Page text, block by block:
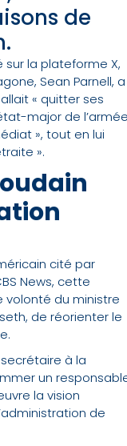
de
la plateforme X,
Sean Parnell, a
« quitter ses
major de
», tout en lui
».
cité par
News, cette
volonté du ministre
de réorienter le
à la
un
la vision
de